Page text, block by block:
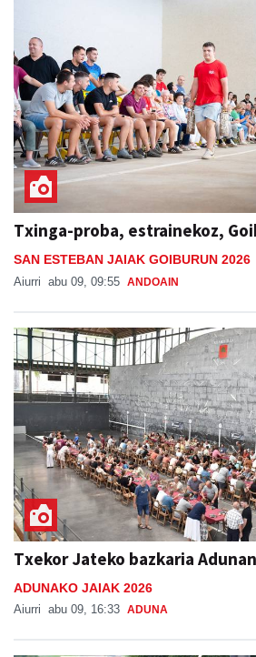
Txinga-proba, estrainekoz,
SAN ESTEBAN JAIAK GOIBURUN 2026
Aiurri abu 09, 09:55 ANDOAIN
Txekor Jateko bazkaria Adunan
ADUNAKO JAIAK 2026
Aiurri abu 09, 16:33 ADUNA